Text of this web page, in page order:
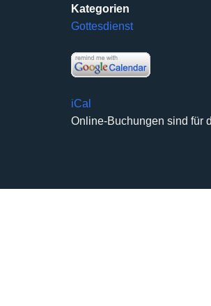
Kategorien
Gottesdienst
iCal
Online-Buchungen sind für